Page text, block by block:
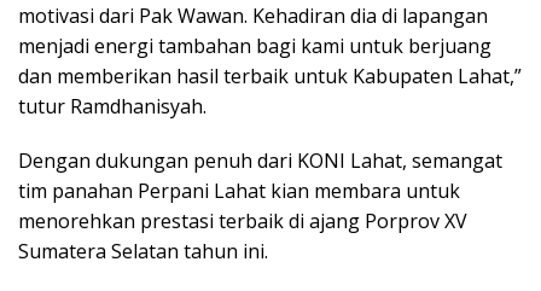
motivasi dari Pak Wawan. Kehadiran dia di lapangan
menjadi energi tambahan bagi kami untuk berjuang
dan memberikan hasil terbaik untuk Kabupaten Lahat,”
tutur Ramdhanisyah.
Dengan dukungan penuh dari KONI Lahat, semangat
tim panahan Perpani Lahat kian membara untuk
menorehkan prestasi terbaik di ajang Porprov XV
Sumatera Selatan tahun ini.